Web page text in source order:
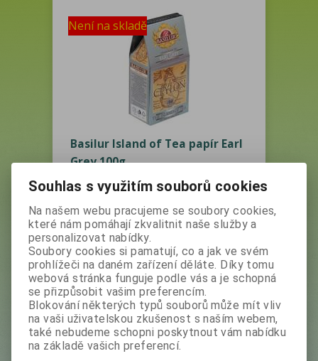
Není na skladě
Basilur Island of Tea papír Earl
Grey 100g
Vaše cena bez DPH:105,60 Kč
Vaše cena s DPH:118,30 Kč
Produkt není skladem
Výrobce:Basilur
Katalogové číslo:28290
Skladem: 0 ks
EAN:
4792252949195
Souhlas s využitím souborů cookies
Na našem webu pracujeme se soubory cookies,
které nám pomáhají zkvalitnit naše služby a
personalizovat nabídky.
Soubory cookies si pamatují, co a jak ve svém
prohlížeči na daném zařízení děláte. Díky tomu
webová stránka funguje podle vás a je schopná
se přizpůsobit vašim preferencím.
Blokování některých typů souborů může mít vliv
na vaši uživatelskou zkušenost s naším webem,
také nebudeme schopni poskytnout vám nabídku
na základě vašich preferencí.